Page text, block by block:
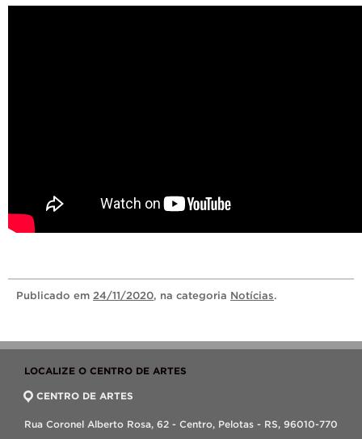
Publicado em 24/11/2020, na categoria Notícias.
LOCALIZE O CENTRO DE ARTES
CENTRO DE ARTES
Rua Coronel Alberto Rosa, 62 - Centro, Pelotas - RS, 96010-770